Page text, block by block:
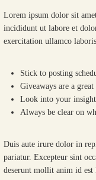
Lorem ipsum dolor sit
incididunt ut labore et
exercitation ullamco
Stick to posting
Giveaways are a
Look into your
Always be clear on
Duis aute irure dolor in
pariatur. Excepteur sint
deserunt mollit anim id est